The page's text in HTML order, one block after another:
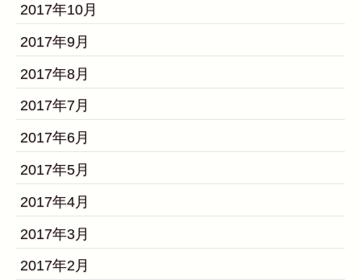
2017年10月
2017年9月
2017年8月
2017年7月
2017年6月
2017年5月
2017年4月
2017年3月
2017年2月